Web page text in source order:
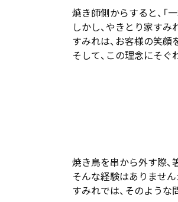
焼き師側からすると、「
しかし、やきとり家すみ
すみれは、お客様の笑顔
そして、この理念にそぐ
焼き鳥を串から外す際、
そんな経験はありません
すみれでは、そのような